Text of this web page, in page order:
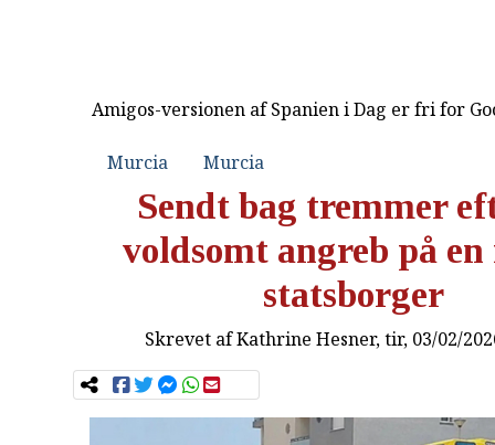
Amigos-versionen af Spanien i Dag er fri for
Murcia Murcia
Sendt bag tremmer
voldsomt angreb på
statsborger
Skrevet afKathrine Hesner, tir, 03/02/